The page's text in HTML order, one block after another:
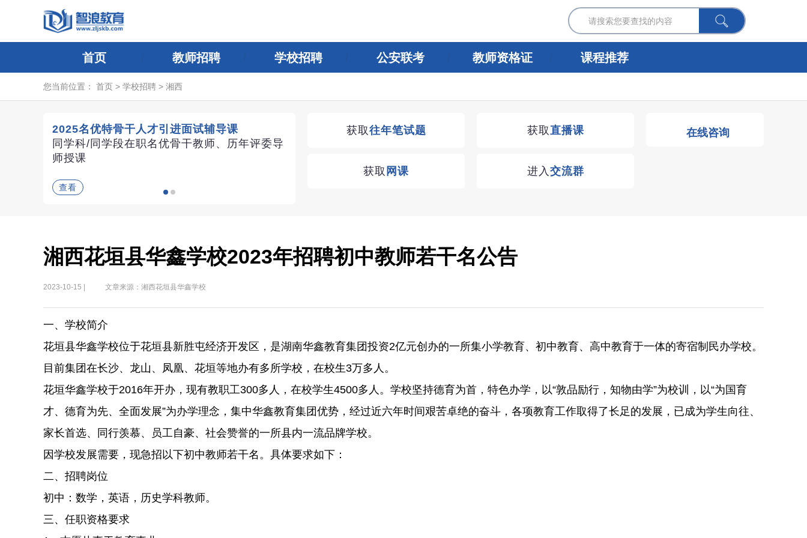
首页 教师招聘 学校招聘 公安联考 教师资格证 课程推荐
您当前位置： 首页 > 学校招聘 > 湘西
2025名优特骨干人才引进面试辅导课
同学科/同学段在职名优骨干教师、历年评委导
师授课
查看
湖南教师招聘考试优学无忧VIP课程
获取往年笔试题 获取直播课
获取 网课 进入 交流群
在线咨询
湘西花垣县华鑫学校2023年招聘初中教师若干名公告
2023-10-15 | 文章来源：湘西花垣县华鑫学校
一、学校简介
花垣县华鑫学校位于花垣县新胜屯经济开发区，是湖南华鑫教育集团投资2亿元创办的一所集小学教育、初中教育、高中教育于一体的寄宿制民办学校。
目前集团在长沙、龙山、凤凰、花垣等地办有多所学校，在校生3万多人。
花垣华鑫学校于2016年开办，现有教职工300多人，在校学生4500多人。学校坚持德育为首，特色办学，以“敦品励行，知物由学”为校训，以“为国育
才、德育为先、全面发展”为办学理念，集中华鑫教育集团优势，经过近六年时间艰苦卓绝的奋斗，各项教育工作取得了长足的发展，已成为学生向往、
家长首选、同行羡慕、员工自豪、社会赞誉的一所县内一流品牌学校。
因学校发展需要，现急招以下初中教师若干名。具体要求如下：
二、招聘岗位
初中：数学，英语，历史学科教师。
三、任职资格要求